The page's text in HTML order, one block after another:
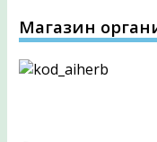
Магазин